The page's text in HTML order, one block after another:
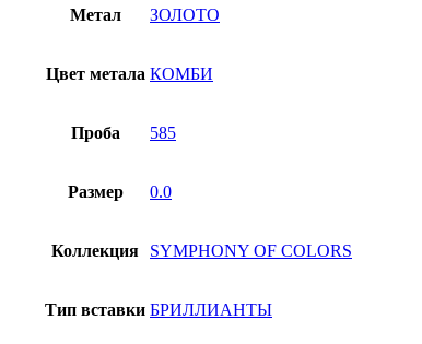
Метал ЗОЛОТО
Цвет метала КОМБИ
Проба 585
Размер 0.0
Коллекция SYMPHONY OF COLORS
Тип вставки БРИЛЛИАНТЫ